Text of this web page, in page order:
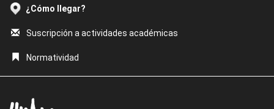
¿Cómo llegar?
Suscripción a actividades académicas
Normatividad